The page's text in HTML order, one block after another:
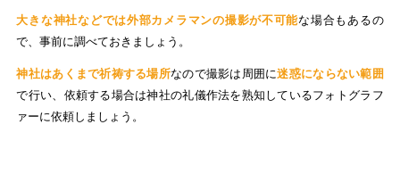
大きな神社などでは外部カメラマンの撮影が不可能な場合もあるの
で、事前に調べておきましょう。
神社はあくまで祈祷する場所なので撮影は周囲に迷惑にならない範囲
で行い、依頼する場合は神社の礼儀作法を熟知しているフォトグラフ
ァーに依頼しましょう。